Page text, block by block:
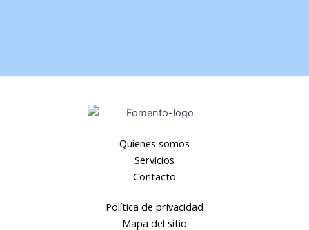
Quienes somos
Servicios
Contacto
Política de privacidad
Mapa del sitio